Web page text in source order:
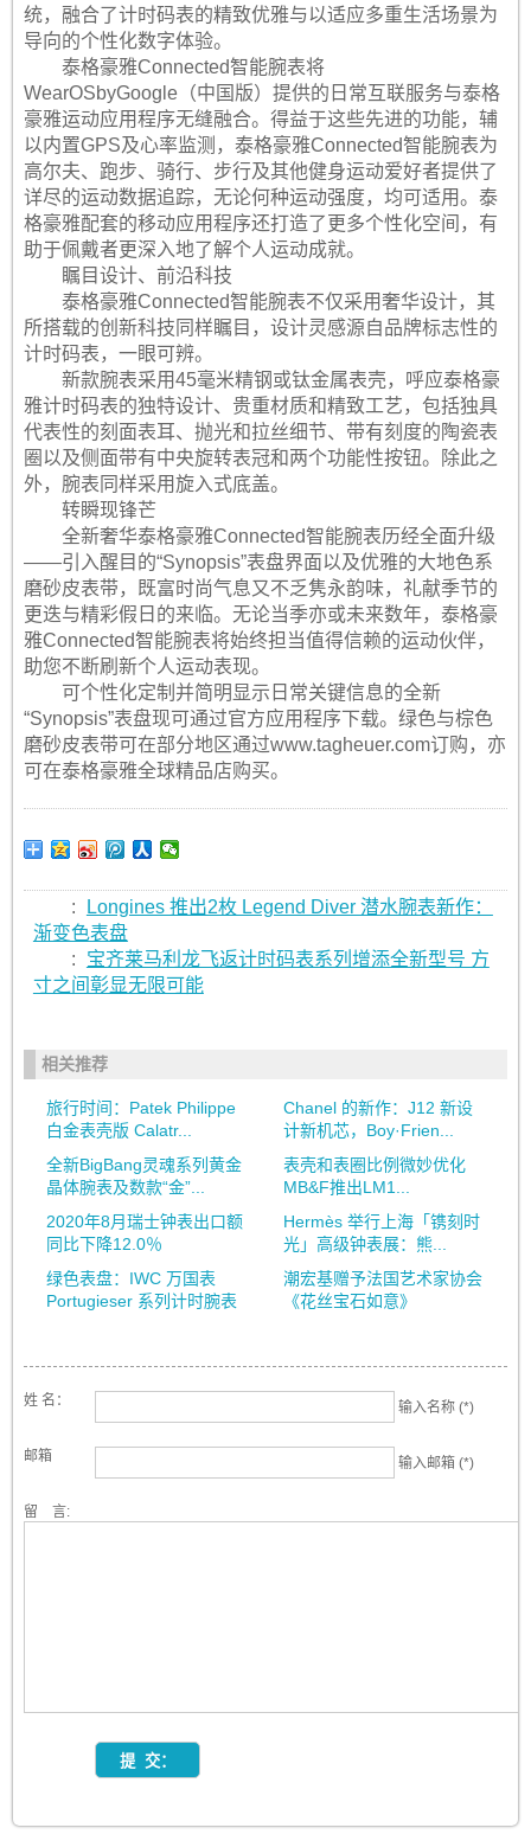
统，融合了计时码表的精致优雅与以适应多重生活场景为
导向的个性化数字体验。
泰格豪雅Connected智能腕表将
WearOSbyGoogle（中国版）提供的日常互联服务与泰格
豪雅运动应用程序无缝融合。得益于这些先进的功能，辅
以内置GPS及心率监测，泰格豪雅Connected智能腕表为
高尔夫、跑步、骑行、步行及其他健身运动爱好者提供了
详尽的运动数据追踪，无论何种运动强度，均可适用。泰
格豪雅配套的移动应用程序还打造了更多个性化空间，有
助于佩戴者更深入地了解个人运动成就。
瞩目设计、前沿科技
泰格豪雅Connected智能腕表不仅采用奢华设计，其
所搭载的创新科技同样瞩目，设计灵感源自品牌标志性的
计时码表，一眼可辨。
新款腕表采用45毫米精钢或钛金属表壳，呼应泰格豪
雅计时码表的独特设计、贵重材质和精致工艺，包括独具
代表性的刻面表耳、抛光和拉丝细节、带有刻度的陶瓷表
圈以及侧面带有中央旋转表冠和两个功能性按钮。除此之
外，腕表同样采用旋入式底盖。
转瞬现锋芒
全新奢华泰格豪雅Connected智能腕表历经全面升级
——引入醒目的“Synopsis”表盘界面以及优雅的大地色系
磨砂皮表带，既富时尚气息又不乏隽永韵味，礼献季节的
更迭与精彩假日的来临。无论当季亦或未来数年，泰格豪
雅Connected智能腕表将始终担当值得信赖的运动伙伴，
助您不断刷新个人运动表现。
可个性化定制并简明显示日常关键信息的全新
“Synopsis”表盘现可通过官方应用程序下载。绿色与棕色
磨砂皮表带可在部分地区通过www.tagheuer.com订购，亦
可在泰格豪雅全球精品店购买。
:
Longines 推出2枚 Legend Diver 潜水腕表新作：
渐变色表盘
:
宝齐莱马利龙飞返计时码表系列增添全新型号 方
寸之间彰显无限可能
相关推荐
旅行时间：Patek Philippe
白金表壳版 Calatr...
Chanel 的新作：J12 新设
计新机芯，Boy·Frien...
全新BigBang灵魂系列黄金
晶体腕表及数款“金”...
表壳和表圈比例微妙优化
MB&F推出LM1...
2020年8月瑞士钟表出口额
同比下降12.0％
Hermès 举行上海「镌刻时
光」高级钟表展：熊...
绿色表盘：IWC 万国表
Portugieser 系列计时腕表
潮宏基赠予法国艺术家协会
《花丝宝石如意》
姓 名： 输入名称 (*)
邮箱 输入邮箱 (*)
留 言: